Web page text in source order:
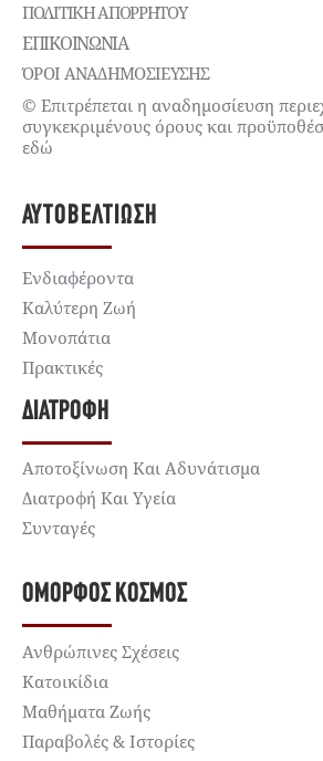
ΠΟΛΙΤΙΚΉ ΑΠΟΡΡΉΤΟΥ
ΕΠΙΚΟΙΝΩΝΊΑ
ΌΡΟΙ ΑΝΑΔΗΜΟΣΙΕΥΣΗΣ
© Επιτρέπεται η αναδημοσίευση
συγκεκριμένους όρους και
εδώ
ΑΥΤΟΒΕΛΤΊΩΣΗ
Ενδιαφέροντα
Καλύτερη Ζωή
Μονοπάτια
Πρακτικές
ΔΙΑΤΡΟΦΉ
Αποτοξίνωση Και Αδυνάτισμα
Διατροφή Και Υγεία
Συνταγές
ΌΜΟΡΦΟΣ ΚΌΣΜΟΣ
Ανθρώπινες Σχέσεις
Κατοικίδια
Μαθήματα Ζωής
Παραβολές & Ιστορίες